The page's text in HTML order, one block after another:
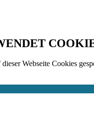
Webseite Cookies